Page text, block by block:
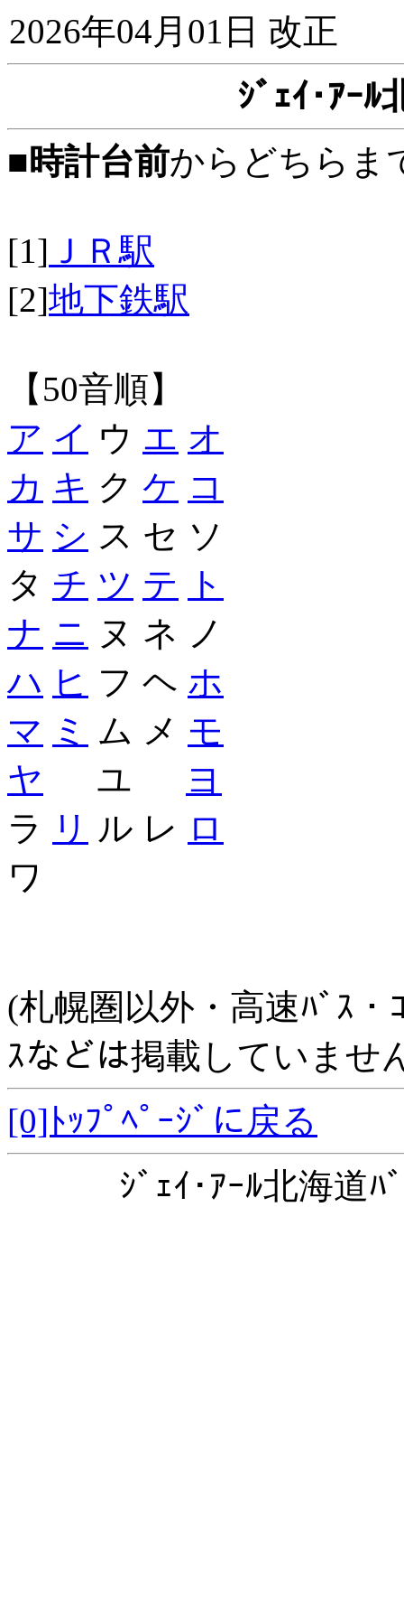
2026年04月01日 改正
ｼﾞｪｲ･ｱｰﾙ
■時計台前からどちらま
[1] ＪＲ駅
[2]地下鉄駅
【50音順】
ア イ ウ エ オ
カ キ ク ケ コ
サ シ ス セ ソ
タ チ ツ テ
ト
ナ ニ ヌ ネ ノ
ハ ヒ フ ヘ ホ
マ ミ ム メ モ
ヤ ユ
ヨ
ラ
リ ル レ ロ
ワ
(札幌圏以外・高速ﾊﾞｽ・
ｽなどは掲載していませ
[0]ﾄｯﾌﾟﾍﾟｰｼﾞに戻る
ｼﾞｪｲ･ｱｰﾙ北海道